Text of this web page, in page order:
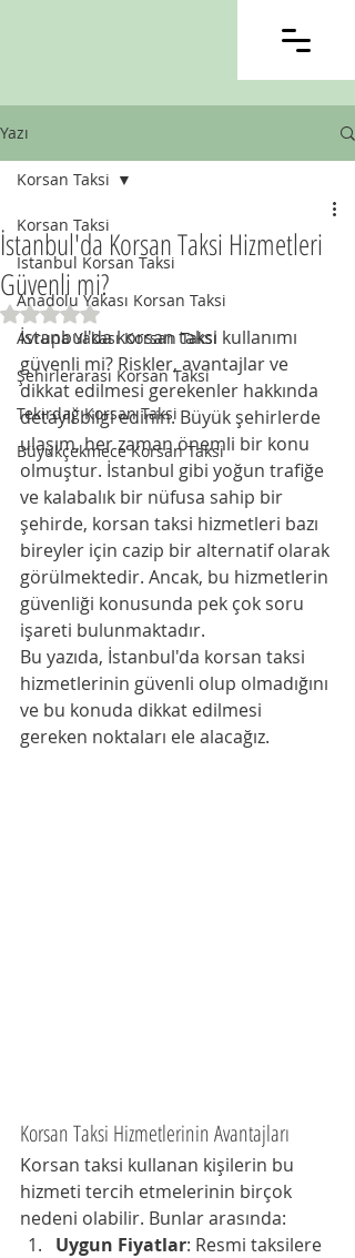
Yazı
Korsan Taksi
İstanbul Korsan Taksi
Anadolu Yakası Korsan Taksi
Avrupa Yakası Korsan Taksi
Şehirlerarası Korsan Taksi
Tekirdağ Korsan Taksi
Büyükçekmece Korsan Taksi
Korsan Taksi
İstanbul'da Korsan Taksi Hizmetleri
Güvenli mi?
5 üzerinden NaN yıldız
İstanbul'da korsan taksi kullanımı
güvenli mi? Riskler, avantajlar ve
dikkat edilmesi gerekenler hakkında
detaylı bilgi edinin. Büyük şehirlerde
ulaşım, her zaman önemli bir konu
olmuştur. İstanbul gibi yoğun trafiğe
ve kalabalık bir nüfusa sahip bir
şehirde, korsan taksi hizmetleri bazı
bireyler için cazip bir alternatif olarak
görülmektedir. Ancak, bu hizmetlerin
güvenliği konusunda pek çok soru
işareti bulunmaktadır.
Bu yazıda, İstanbul'da korsan taksi
hizmetlerinin güvenli olup olmadığını
ve bu konuda dikkat edilmesi
gereken noktaları ele alacağız.
Korsan Taksi Hizmetlerinin Avantajları
Korsan taksi kullanan kişilerin bu
hizmeti tercih etmelerinin birçok
nedeni olabilir. Bunlar arasında:
Uygun Fiyatlar: Resmi taksilere